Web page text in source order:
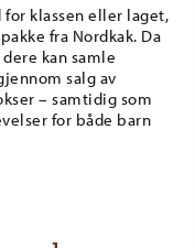
for klassen eller laget,
fra Nordkak. Da
kan samle
salg av
– samtidig som
for både barn